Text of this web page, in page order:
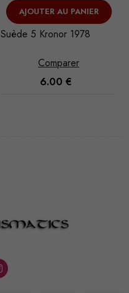
AJOUTER AU PANIER
Suède 5 Kronor 1978
Comparer
6.00 €
sont